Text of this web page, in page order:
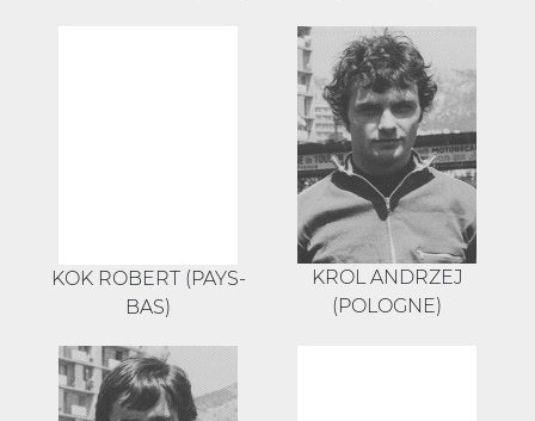
KOK ROBERT (PAYS-
BAS)
KROL ANDRZEJ
(POLOGNE)